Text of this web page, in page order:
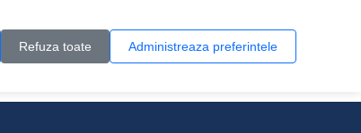
Refuza toate Administreaza preferintele
0 produs(e)